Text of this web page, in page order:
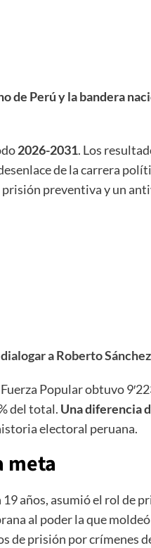
Perú y la bandera
2026-2031. Los
de la carrera
preventiva y un
a Roberto
Popular obtuvo
del total. Una diferencia
electoral peruana.
meta
años, asumió el rol de
al poder la que
de prisión por crímenes